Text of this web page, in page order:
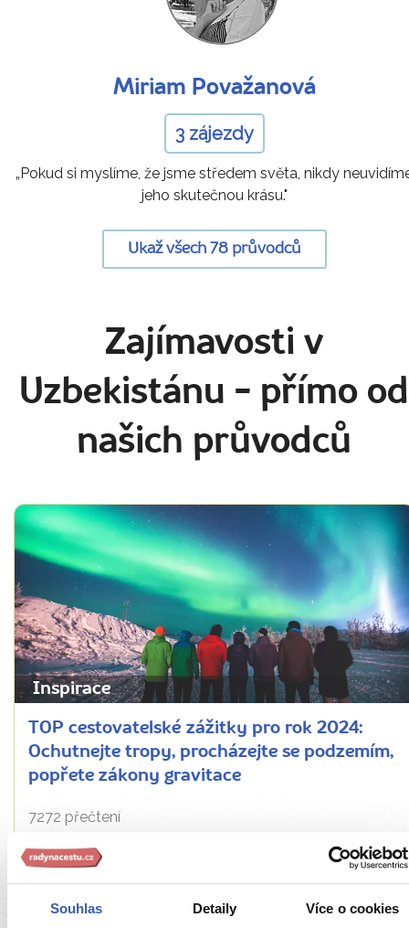
Souhlas Detaily Více o cookies
Miriam Považanová
3 zájezdy
„Pokud si myslíme, že jsme středem světa, nikdy
jeho skutečnou krásu."
Ukaž všech 78 průvodců
Zajímavosti v
Uzbekistánu - přímo od
našich průvodců
Inspirace
TOP cestovatelské zážitky pro rok 2024:
Ochutnejte tropy, procházejte se podzemím,
popřete zákony gravitace
7272 přečtení